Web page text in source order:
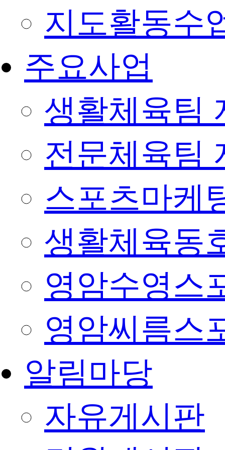
지도활동수
주요사업
생활체육팀
전문체육팀
스포츠마케
생활체육동
영암수영스
영암씨름스
알림마당
자유게시판